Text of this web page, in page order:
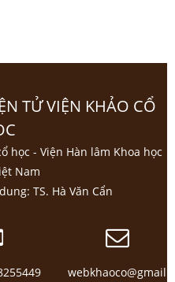
TỬ VIỆN KHẢO CỔ
học - Viện Hàn lâm Khoa học
Nam
TS. Hà Văn Cẩn